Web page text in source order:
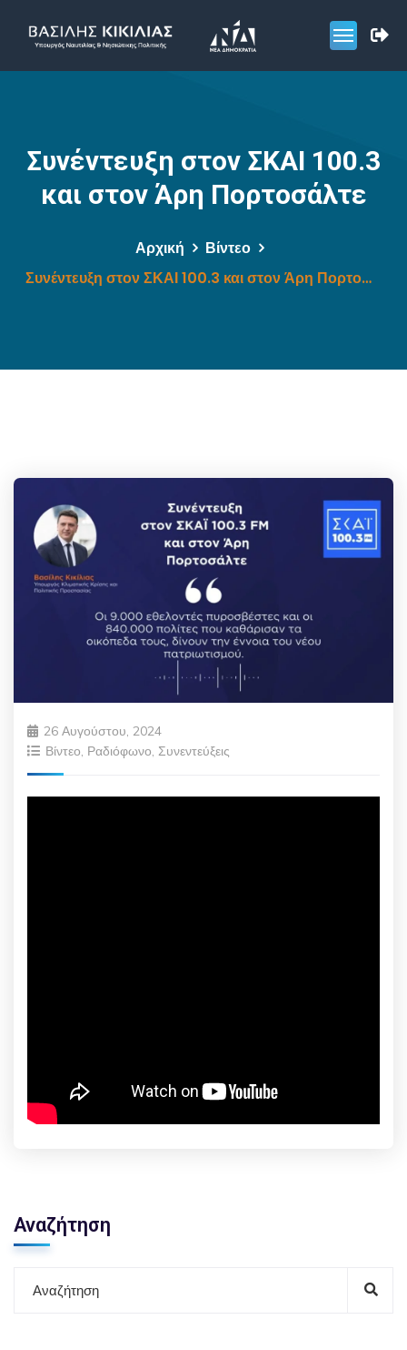
Συνέντευξη στον ΣΚΑΙ 100.3
και στον Άρη Πορτοσάλτε
Αρχική
Βίντεο
Συνέντευξη στον ΣΚΑΙ 100.3 και στον Άρη Πορτοσάλτε
26 Αυγούστου, 2024
Βίντεο, Ραδιόφωνο, Συνεντεύξεις
Αναζήτηση